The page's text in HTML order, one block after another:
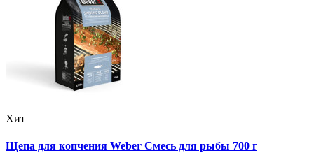
Хит
Щепа для копчения Weber Смесь для рыбы 700 г